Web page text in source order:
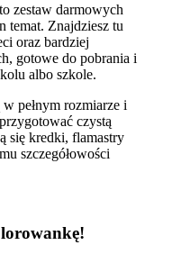
zestaw darmowych
temat. Znajdziesz tu
oraz bardziej
gotowe do pobrania i
albo szkole.
pełnym rozmiarze i
czystą
się kredki, flamastry
szczegółowości